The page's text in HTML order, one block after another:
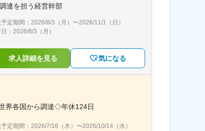
達を担う経営幹部
定期間： 2026/8/3（月） 〜2026/11/1（日）
： 2026/8/3（月）
求人詳細を見る 気になる
界各国から調達◇年休124日
定期間： 2026/7/16（木） 〜2026/10/14（水）